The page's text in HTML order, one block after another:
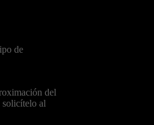
de
del
solicítelo al